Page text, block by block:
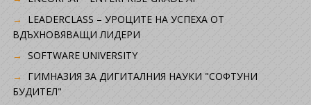
LEADERCLASS – УРОЦИТЕ НА УСПЕХА ОТ
ВДЪХНОВЯВАЩИ ЛИДЕРИ
SOFTWARE UNIVERSITY
ГИМНАЗИЯ ЗА ДИГИТАЛНИЯ НАУКИ "СОФТУНИ
БУДИТЕЛ"